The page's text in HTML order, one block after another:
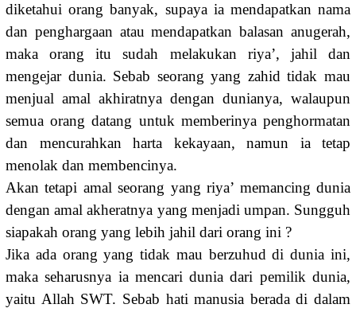
diketahui orang banyak, supaya ia mendapatkan nama
dan penghargaan atau mendapatkan balasan anugerah,
maka orang itu sudah melakukan riya’, jahil dan
mengejar dunia. Sebab seorang yang zahid tidak mau
menjual amal akhiratnya dengan dunianya, walaupun
semua orang datang untuk memberinya penghormatan
dan mencurahkan harta kekayaan, namun ia tetap
menolak dan membencinya.
Akan tetapi amal seorang yang riya’ memancing dunia
de­ngan amal akheratnya yang menjadi umpan. Sungguh
siapakah orang yang lebih jahil dari orang ini ?
Jika ada orang yang tidak mau berzuhud di dunia ini,
maka seharusnya ia mencari dunia dari pemilik dunia,
yaitu Allah SWT. Sebab hati manusia berada di dalam